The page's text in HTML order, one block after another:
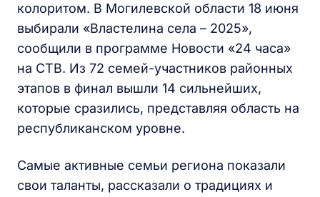
колоритом. В Могилевской области 18 июня
выбирали «Властелина села – 2025»,
сообщили в программе Новости «24 часа»
на СТВ. Из 72 семей-участников районных
этапов в финал вышли 14 сильнейших,
которые сразились, представляя область на
республиканском уровне.
Самые активные семьи региона показали
свои таланты, рассказали о традициях и